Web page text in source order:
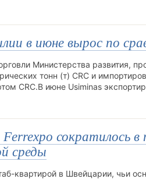
в июне вырос по
Министерства развития,
тонн (т) CRC и
CRC.В июне Usiminas
сократилось в
среды
квартирой в Швейцарии, чьи